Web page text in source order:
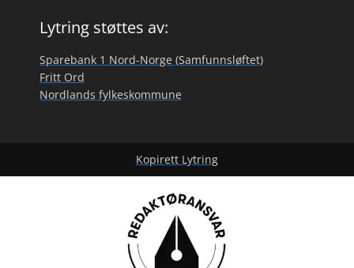
Lytring støttes av:
Sparebank 1 Nord-Norge (Samfunnsløftet)
Fritt Ord
Nordlands fylkeskommune
Kopirett Lytring